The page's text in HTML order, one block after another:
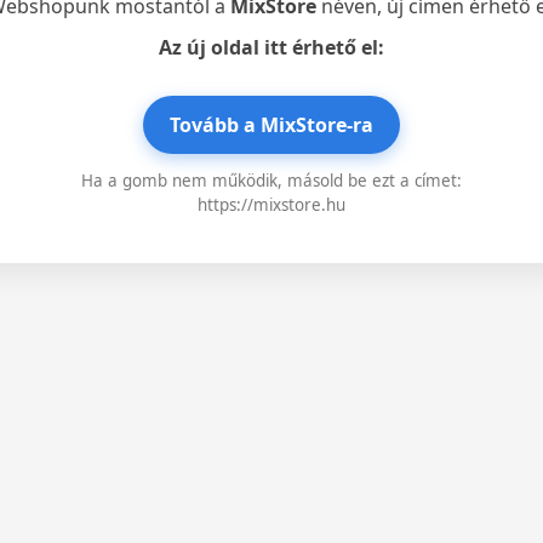
mostantól a MixStorenéven, új címen érhető
Az új oldal itt érhető el:
Tovább a MixStore-ra
Ha a gomb nem működik, másold be ezt a címet:
https://mixstore.hu